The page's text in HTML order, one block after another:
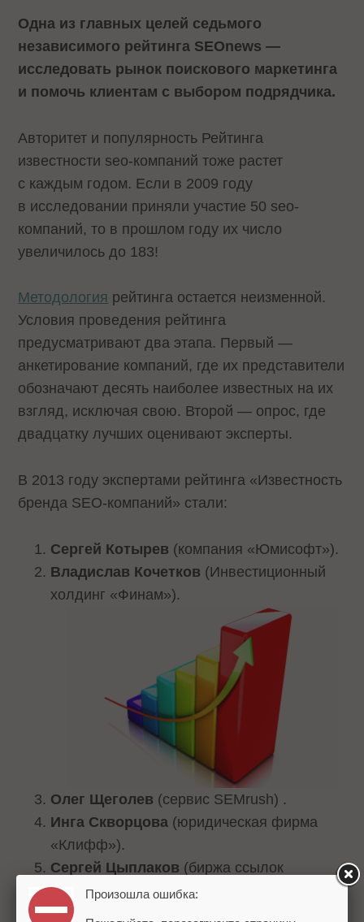
Одна из главных целей седьмого
независимого рейтинга SEOnews —
исследовать рынок поискового маркетинга
и помочь клиентам с выбором подрядчика.
Авторитет и популярность Рейтинга
известности seo-компаний тоже растет
с каждым годом. Если в 2009 году
в исследовании приняли участие 50 seo-
компаний, то в прошлом году их число
увеличилось до 183!
Методология рейтинга остается неизменной.
Условия проведения рейтинга
предусматривают два этапа. Первый —
анкетирование компаний, где их представители
обозначают десять наиболее известных на их
взгляд, исключая свою. Второй — опрос, где
двадцатку лучших оценивают эксперты.
В 2013 году экспертами рейтинга «Известность
бренда SEO-компаний» стали:
Сергей Котырев (компания «Юмисофт»).
Владислав Кочетков (Инвестиционный
холдинг «Финам»).
Олег Щеголев (сервис SEMrush) .
Инга Скворцова (юридическая фирма
«Клифф»).
Сергей Цыплаков (биржа ссылок
Mainlink).
Владимир Карпеев ака Вовка
Произошла ошибка: